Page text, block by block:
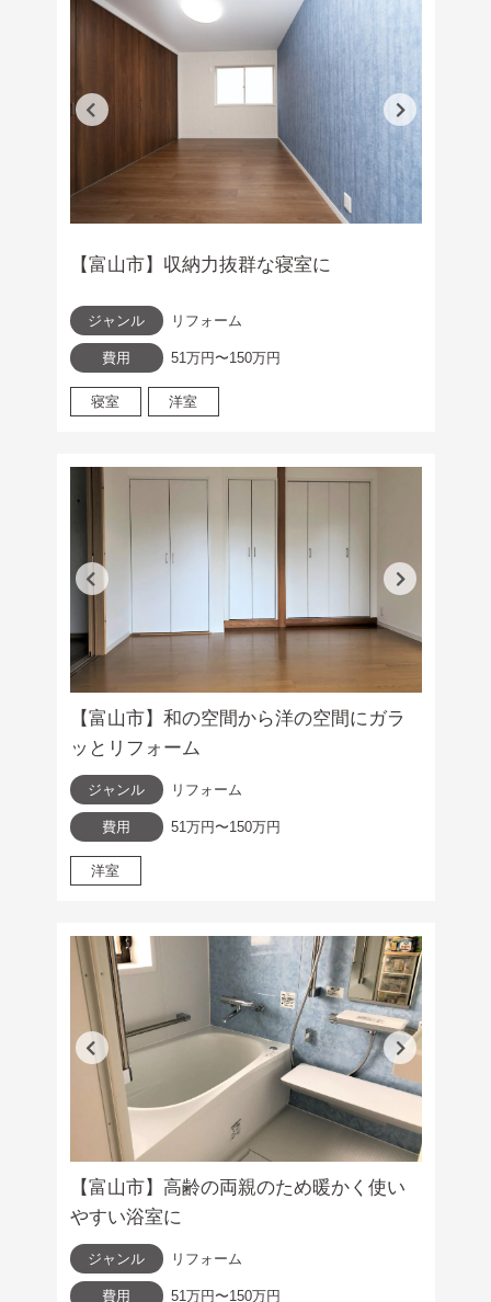
【富山市】収納力抜群な寝室に
ジャンル リフォーム
費用 51万円〜150万円
寝室 洋室
【富山市】和の空間から洋の空間にガラ
ッとリフォーム
ジャンル リフォーム
費用 51万円〜150万円
洋室
【富山市】高齢の両親のため暖かく使い
やすい浴室に
ジャンル リフォーム
費用 51万円〜150万円